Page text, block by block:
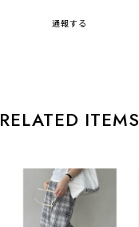
通報する
RELATED ITEMS